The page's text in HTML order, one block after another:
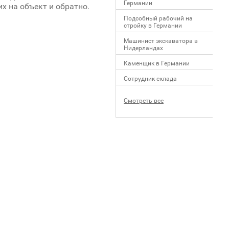
на объект и обратно.
Германии
Подсобный рабочий на
стройку в Германии
Машинист экскаватора в
Нидерландах
Каменщик в Германии
Сотрудник склада
Смотреть все